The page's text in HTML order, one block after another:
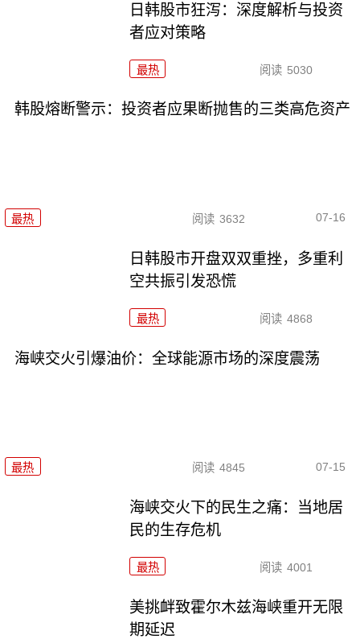
日韩股市狂泻：深度解析与投资
者应对策略
最热 阅读 5030
韩股熔断警示：投资者应果断抛售的三类高危资产
最热 阅读 3632 07-16
日韩股市开盘双双重挫，多重利
空共振引发恐慌
最热 阅读 4868
海峡交火引爆油价：全球能源市场的深度震荡
最热 阅读 4845 07-15
海峡交火下的民生之痛：当地居
民的生存危机
最热 阅读 4001
美挑衅致霍尔木兹海峡重开无限
期延迟